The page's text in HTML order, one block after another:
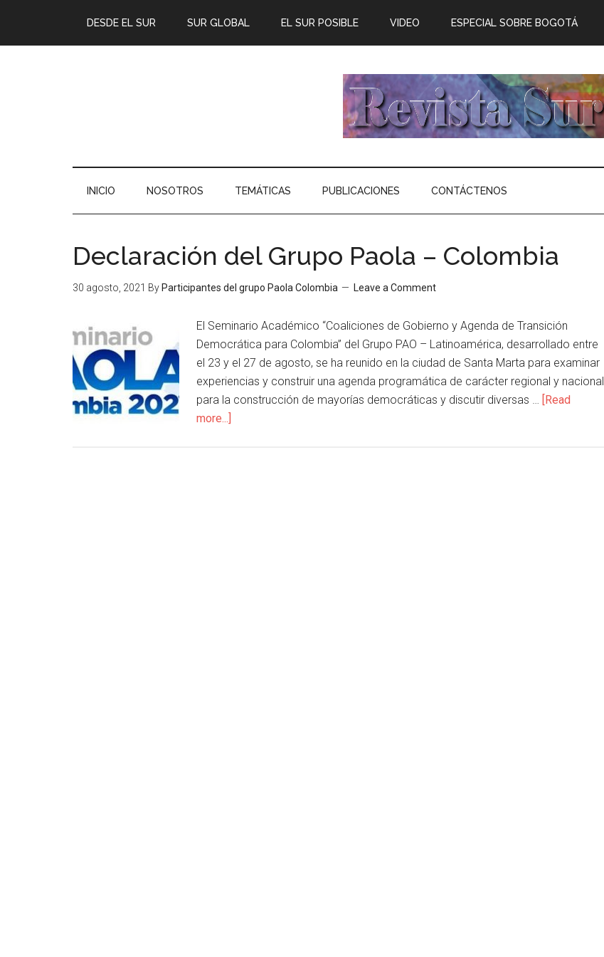
DESDE EL SUR SUR GLOBAL EL SUR POSIBLE VIDEO ESPECIAL SOBRE BOGOTÁ
INICIO NOSOTROS TEMÁTICAS PUBLICACIONES CONTÁCTENOS
Declaración del Grupo Paola – Colombia
30 agosto, 2021 By Participantes del grupo Paola Colombia Leave a Comment
El Seminario Académico “Coaliciones de Gobierno y Agenda de Transición
Democrática para Colombia” del Grupo PAO – Latinoamérica, desarrollado entre
el 23 y el 27 de agosto, se ha reunido en la ciudad de Santa Marta para examinar
experiencias y construir una agenda programática de carácter regional y nacional
para la construcción de mayorías democráticas y discutir diversas … [Read
more...]